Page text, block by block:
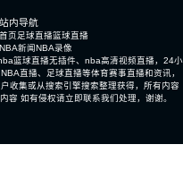
站内导航
首页足球直播篮球直播
NBA新闻NBA录像
篮球直播无插件、nba高清视频直播，24小
直播、足球直播等体育赛事直播和资讯，
收集或从搜索引擎搜索整理获得，所有内容
容 如有侵权请立即联系我们处理，谢谢。